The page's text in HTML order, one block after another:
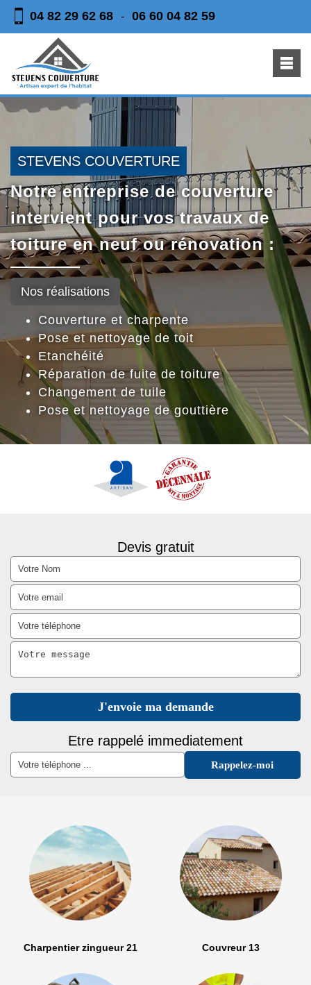
04 82 29 62 68 - 06 60 04 82 59
STEVENS COUVERTURE
Notre entreprise de couverture
intervient pour vos travaux de
toiture en neuf ou rénovation :
Nos réalisations
Couverture et charpente
Pose et nettoyage de toit
Etanchéité
Réparation de fuite de toiture
Changement de tuile
Pose et nettoyage de gouttière
Devis gratuit
Etre rappelé immediatement
Charpentier zingueur 21 Couvreur 13